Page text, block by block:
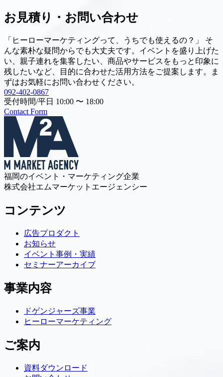
お見積り・お問い合わせ
「ヒーローマーケティングって、うちでも使えるの？」 そ
んな素朴な疑問からでも大丈夫です。イベントを盛り上げた
い、親子連れを集客したい、商品やサービスをもっと印象に
残したいなど、目的に合わせた活用方法をご提案します。ま
ずはお気軽にお問い合わせください。
092-402-0867
受付時間/平日 10:00 〜 18:00
Contact Form
福岡のイベント・マーケティング企業
株式会社エムマーケットエージェンシー
コンテンツ
広告プロダクト
お知らせ
イベント事例・実績
セミナーアーカイブ
事業内容
ドゲンジャーズ事業
ヒーローマーケティング
ご案内
資料ダウンロード